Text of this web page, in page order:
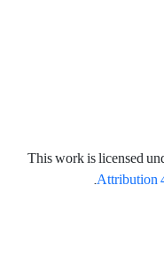
This work is licensed
Attribution
.